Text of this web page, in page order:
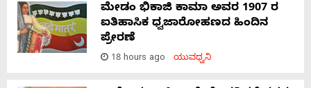
ಮೇಡಂ ಭಿಕಾಜಿ ಕಾಮಾ ಅವರ 1907 ರ
ಐತಿಹಾಸಿಕ ಧ್ವಜಾರೋಹಣದ ಹಿಂದಿನ
ಪ್ರೇರಣೆ
18 hours ago ಯುವಧ್ವನಿ